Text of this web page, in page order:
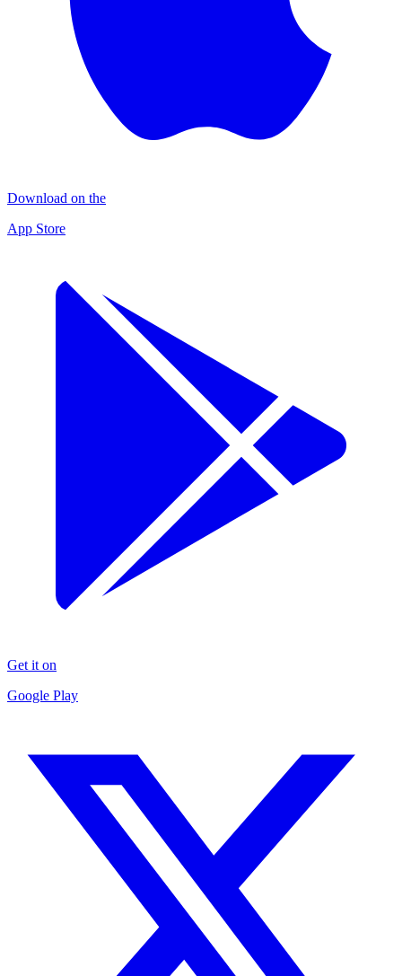
Download on the
App Store
Get it on
Google Play